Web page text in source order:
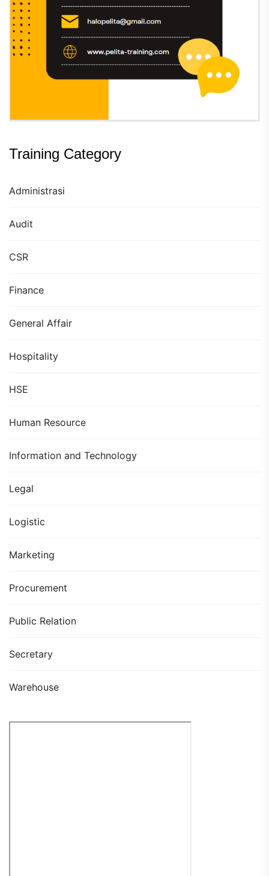
Training Category
Administrasi
Audit
CSR
Finance
General Affair
Hospitality
HSE
Human Resource
Information and Technology
Legal
Logistic
Marketing
Procurement
Public Relation
Secretary
Warehouse